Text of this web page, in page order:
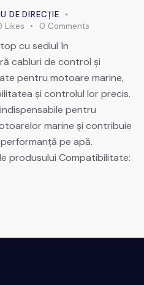
DE DIRECȚIE
Likes 0 Comments
cu sediul în
cabluri de control și
pentru motoare marine,
și controlul lor precis.
pentru
marine și contribuie
pe apă.
produsului Compatibilitate: